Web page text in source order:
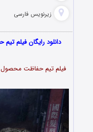
زیرنویس فارسی
فیلم تیم حفاظت محصول